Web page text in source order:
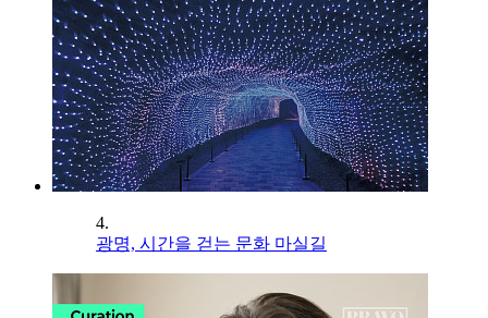
4.
광명, 시간을 걷는 문화 마실길